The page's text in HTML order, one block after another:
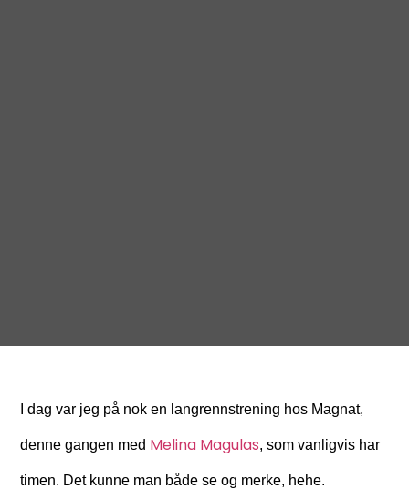
I dag var jeg på nok en langrennstrening hos Magnat,
denne gangen med Melina Magulas, som vanligvis har
timen. Det kunne man både se og merke, hehe.